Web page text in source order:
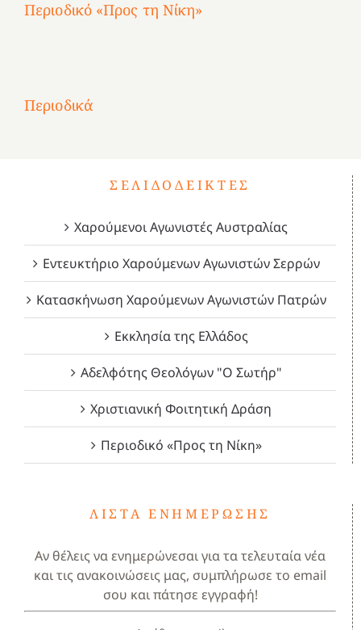
Περιοδικό «Προς τη Νίκη»
Περιοδικά
1821
Δεκέμβριος
2023!
Μάιος
2023!
Μάρτιος
2023!
ΣΕΛΙΔΟΔΕΊΚΤΕΣ
Χαρούμενοι Αγωνιστές Αυστραλίας
Εντευκτήριο Χαρούμενων Αγωνιστών Σερρών
Κατασκήνωση Χαρούμενων Αγωνιστών Πατρών
Εκκλησία της Ελλάδος
Αδελφότης Θεολόγων "Ο Σωτήρ"
Χριστιανική Φοιτητική Δράση
Περιοδικό «Προς τη Νίκη»
ΛΊΣΤΑ ΕΝΗΜΈΡΩΣΗΣ
Αν θέλεις να ενημερώνεσαι για τα τελευταία νέα
και τις ανακοινώσεις μας, συμπλήρωσε το email
σου και πάτησε εγγραφή!